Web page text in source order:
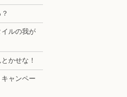
ルの我が
かせな！
ャンペー